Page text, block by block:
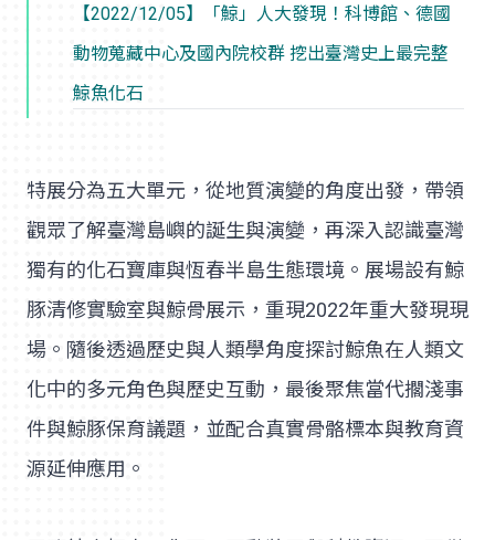
【2022/12/05】「鯨」人大發現！科博館、德國
動物蒐藏中心及國內院校群 挖出臺灣史上最完整
鯨魚化石
特展分為五大單元，從地質演變的角度出發，帶領
觀眾了解臺灣島嶼的誕生與演變，再深入認識臺灣
獨有的化石寶庫與恆春半島生態環境。展場設有鯨
豚清修實驗室與鯨骨展示，重現2022年重大發現現
場。隨後透過歷史與人類學角度探討鯨魚在人類文
化中的多元角色與歷史互動，最後聚焦當代擱淺事
件與鯨豚保育議題，並配合真實骨骼標本與教育資
源延伸應用。